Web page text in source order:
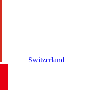
Switzerland